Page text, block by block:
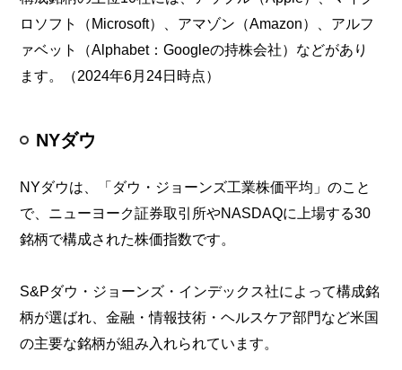
ロソフト（Microsoft）、アマゾン（Amazon）、アルフ
ァベット（Alphabet：Googleの持株会社）などがあり
ます。（2024年6月24日時点）
NYダウ
NYダウは、「ダウ・ジョーンズ工業株価平均」のこと
で、ニューヨーク証券取引所やNASDAQに上場する30
銘柄で構成された株価指数です。
S&Pダウ・ジョーンズ・インデックス社によって構成銘
柄が選ばれ、金融・情報技術・ヘルスケア部門など米国
の主要な銘柄が組み入れられています。